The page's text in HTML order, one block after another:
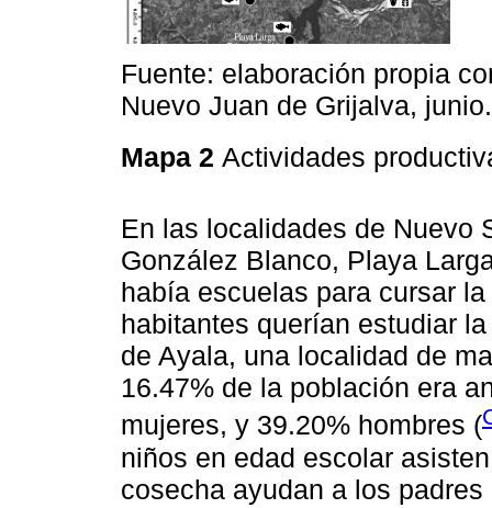
Fuente: elaboración propia
Nuevo Juan de Grijalva, junio.
Mapa 2 Actividades
En las localidades de Nuevo
González Blanco, Playa
había escuelas para cursar
habitantes querían estudiar
de Ayala, una localidad de
16.47% de la población era
mujeres, y 39.20% hombres (
niños en edad escolar
cosecha ayudan a los